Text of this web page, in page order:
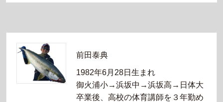
前田泰典
1982年6月28日生まれ
御火浦小→浜坂中→浜坂高→日体大
卒業後、高校の体育講師を３年勤め